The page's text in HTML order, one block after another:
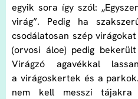
egyik sora így szól:
virág”. Pedig ha
csodálatosan szép
(orvosi áloe) pedig
Virágzó agavékkal
a virágoskertek és a
nem kell messzi tájakra